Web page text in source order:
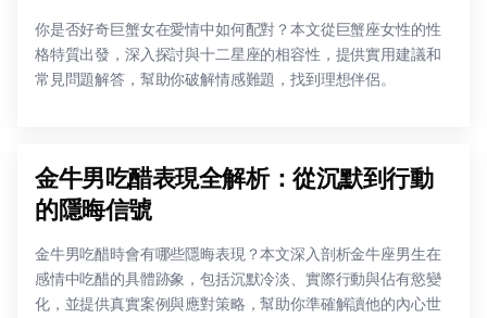
你是否好奇巨蟹女在愛情中如何配對？本文從巨蟹座女性的性
格特質出發，深入探討與十二星座的相容性，提供實用建議和
常見問題解答，幫助你破解情感難題，找到理想伴侶。
金牛男吃醋表現全解析：從沉默到行動
的隱晦信號
金牛男吃醋時會有哪些隱晦表現？本文深入剖析金牛座男生在
感情中吃醋的具體跡象，包括沉默冷淡、實際行動與佔有慾變
化，並提供真實案例與應對策略，幫助你準確解讀他的內心世